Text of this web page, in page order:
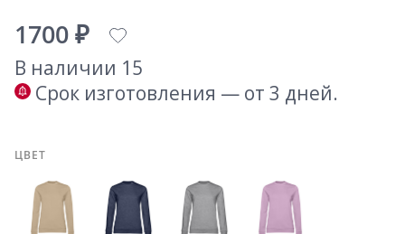
1700 ₽
В наличии 15
Срок изготовления — от 3 дней.
ЦВЕТ